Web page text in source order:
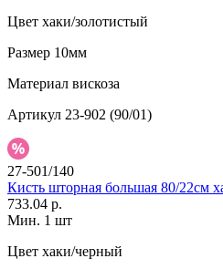
Цвет хаки/золотистый
Размер 10мм
Материал вискоза
Артикул 23-902 (90/01)
27-501/140
Кисть шторная большая 80/22см
733.04 р.
Мин. 1 шт
Цвет хаки/черный